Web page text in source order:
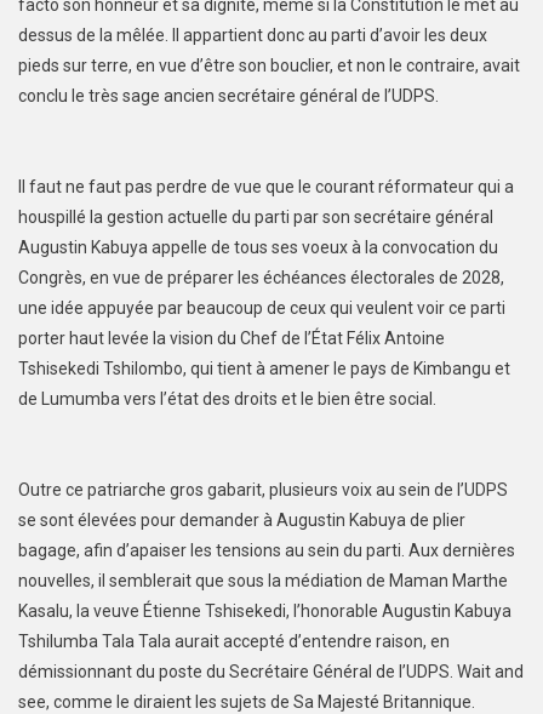
facto son honneur et sa dignité, même si la Constitution le met au
dessus de la mêlée. Il appartient donc au parti d’avoir les deux
pieds sur terre, en vue d’être son bouclier, et non le contraire, avait
conclu le très sage ancien secrétaire général de l’UDPS.
Il faut ne faut pas perdre de vue que le courant réformateur qui a
houspillé la gestion actuelle du parti par son secrétaire général
Augustin Kabuya appelle de tous ses voeux à la convocation du
Congrès, en vue de préparer les échéances électorales de 2028,
une idée appuyée par beaucoup de ceux qui veulent voir ce parti
porter haut levée la vision du Chef de l’État Félix Antoine
Tshisekedi Tshilombo, qui tient à amener le pays de Kimbangu et
de Lumumba vers l’état des droits et le bien être social.
Outre ce patriarche gros gabarit, plusieurs voix au sein de l’UDPS
se sont élevées pour demander à Augustin Kabuya de plier
bagage, afin d’apaiser les tensions au sein du parti. Aux dernières
nouvelles, il semblerait que sous la médiation de Maman Marthe
Kasalu, la veuve Étienne Tshisekedi, l’honorable Augustin Kabuya
Tshilumba Tala Tala aurait accepté d’entendre raison, en
démissionnant du poste du Secrétaire Général de l’UDPS. Wait and
see, comme le diraient les sujets de Sa Majesté Britannique.